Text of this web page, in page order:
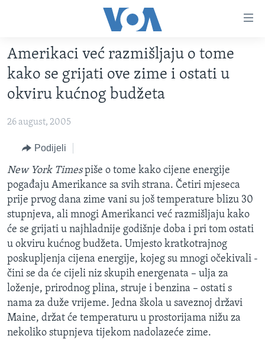
glavni
sadržaj
Pređi
na
glavnu
navigaciju
pretragu
VIDEO
VIJESTI
SJEDINJENE AMERIČKE DRŽAVE
BOSNA I HERCEGOVINA
SVIJET
NAUKA I TEHNOLOGIJA
SPECIJALNI PROJEKTI
KORUPCIJA
SLOBODA MEDIJA
ŽENSKA STRANA
IZBJEGLIČKA STRANA
MAGAZIN
O GLASU AMERIKE
Learning English
Amerikaci već razmišljaju o tome
kako se grijati ove zime i ostati u
okviru kućnog budžeta
26 august, 2005
Podijeli
New York Timespiše o tome kako cijene energije
pogađaju Amerikance sa svih strana. Četiri mjeseca
prije prvog dana zime vani su još temperature blizu 30
stupnjeva, ali mnogi Amerikanci već razmišljaju kako
će se grijati u najhladnije godišnje doba i pri tom ostati
u okviru kućnog budžeta. Umjesto kratkotrajnog
poskupljenja cijena energije, kojeg su mnogi očekivali -
čini se da će cijeli niz skupih energenata – ulja za
loženje, prirodnog plina, struje i benzina – ostati s
nama za duže vrijeme. Jedna škola u saveznoj državi
Maine, držat će temperaturu u prostorijama nižu za
nekoliko stupnjeva tijekom nadolazeće zime.